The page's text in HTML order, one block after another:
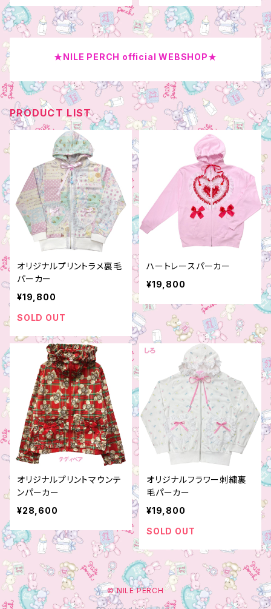
★NILE PERCH official WEBSHOP★
PRODUCT LIST
オリジナルプリントラメ裏毛
パーカー
¥19,800
SOLD OUT
ハートレースパーカー
¥19,800
オリジナルプリントマウンテ
ンパーカー
¥28,600
オリジナルフラワー刺繍裏
毛パーカー
¥19,800
SOLD OUT
© NILE PERCH